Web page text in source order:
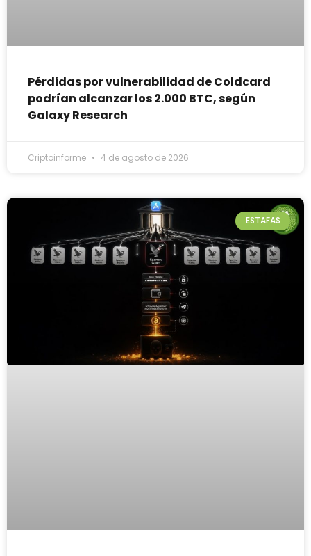
Pérdidas por vulnerabilidad de Coldcard
podrían alcanzar los 2.000 BTC, según
Galaxy Research
Criptoinforme 4 de agosto de 2026
ESTAFAS